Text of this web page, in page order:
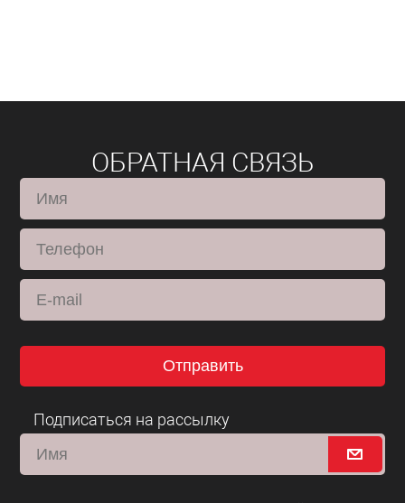
ОБРАТНАЯ СВЯЗЬ
Отправить
Подписаться на рассылку